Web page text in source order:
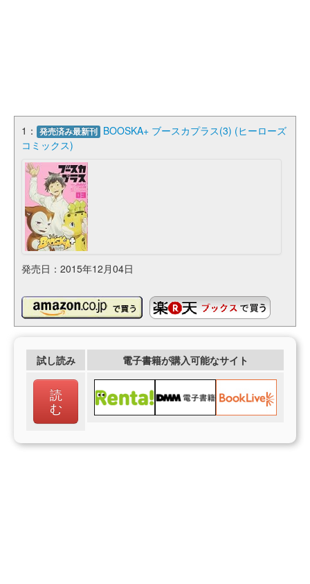
1： 発売済み最新刊 BOOSKA+ ブースカプラス(3) (ヒーローズ
コミックス)
発売日：2015年12月04日
試し読み 電子書籍が購入可能なサイト
読
む